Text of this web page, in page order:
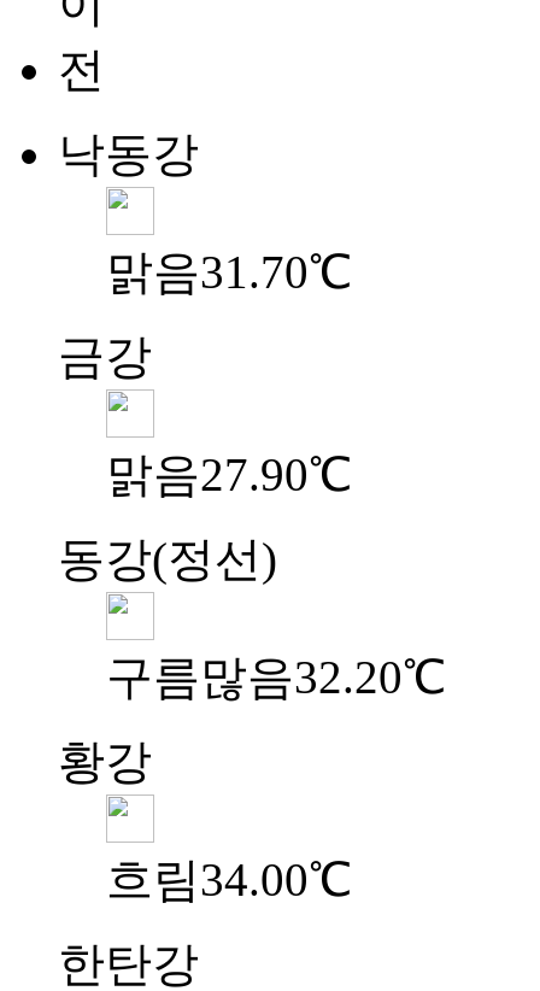
낙동강
맑음31.70℃
금강
맑음27.90℃
동강(정선)
구름많음32.20℃
황강
흐림34.00℃
한탄강